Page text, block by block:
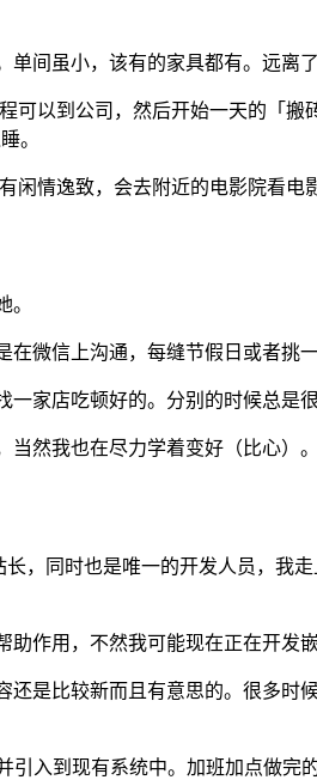
间虽小，该有的家具都有。远离
可以到公司，然后开始一天的「
。
情逸致，会去附近的电影院看电
微信上沟通，每缝节假日或者挑
家店吃顿好的。分别的时候总是
然我也在尽力学着变好（比心）。
，同时也是唯一的开发人员，我
作用，不然我可能现在正在开发
是比较新而且有意思的。很多时
引入到现有系统中。加班加点做